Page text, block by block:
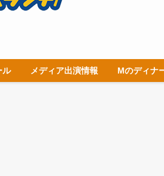
ル メディア出演情報 Mのディナ